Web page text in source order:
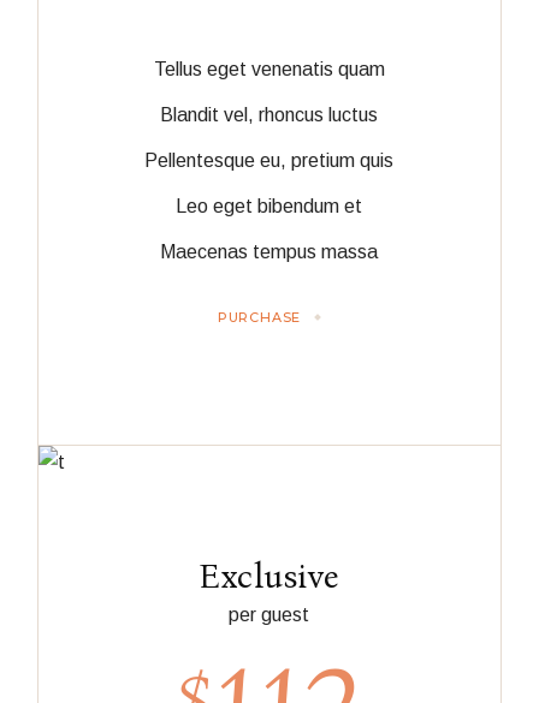
Tellus eget venenatis quam
Blandit vel, rhoncus luctus
Pellentesque eu, pretium quis
Leo eget bibendum et
Maecenas tempus massa
PURCHASE
Exclusive
per guest